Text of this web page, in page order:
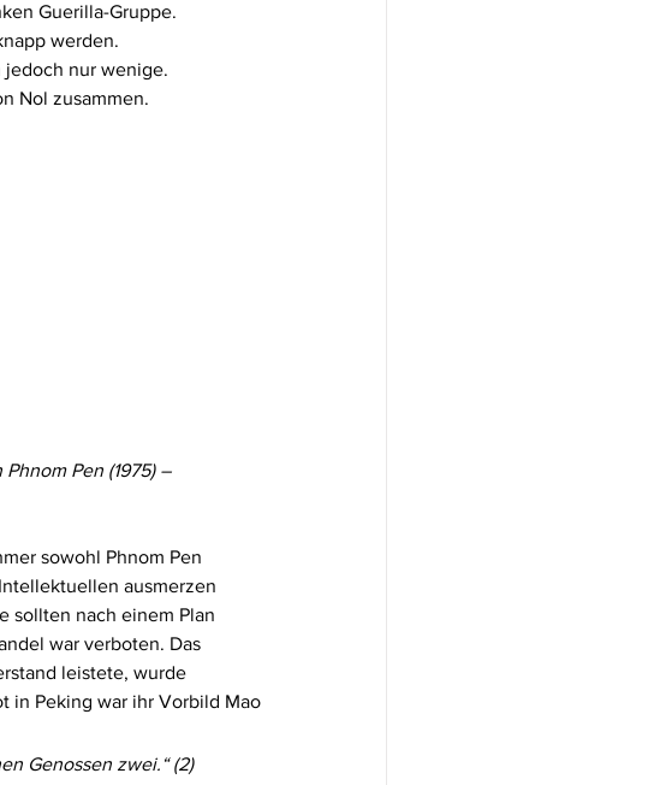
Guerilla-Gruppe.
werden.
jedoch nur wenige.
Nol zusammen.
Pen (1975) –
sowohl Phnom Pen
ausmerzen
sollten nach einem Plan
war verboten. Das
leistete, wurde
in Peking war ihr Vorbild Mao
Genossen zwei.“ (2)